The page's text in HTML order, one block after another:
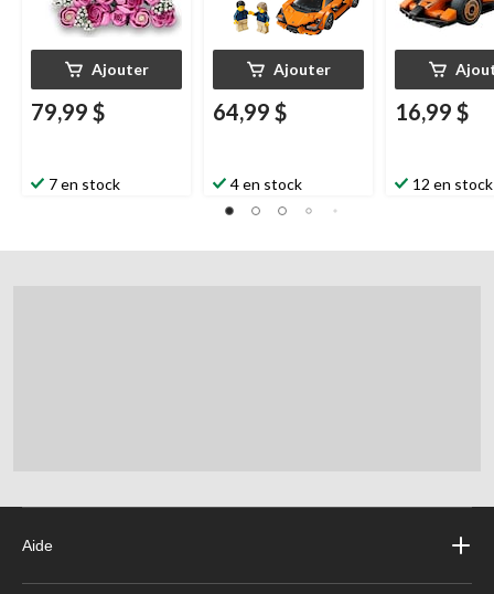
Ajouter
79,99 $
7 en stock
Ajouter
64,99 $
4 en stock
16,99 $
12 en stock
Aide